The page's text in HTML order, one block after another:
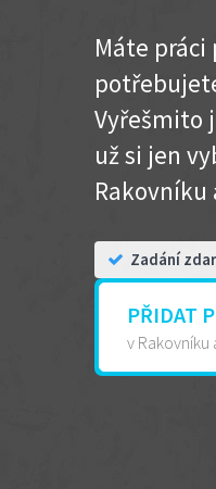
Máte práci
Vyřešmito
už si jen
Rakovníku
Zadání
PŘIDAT
v Rakovníku